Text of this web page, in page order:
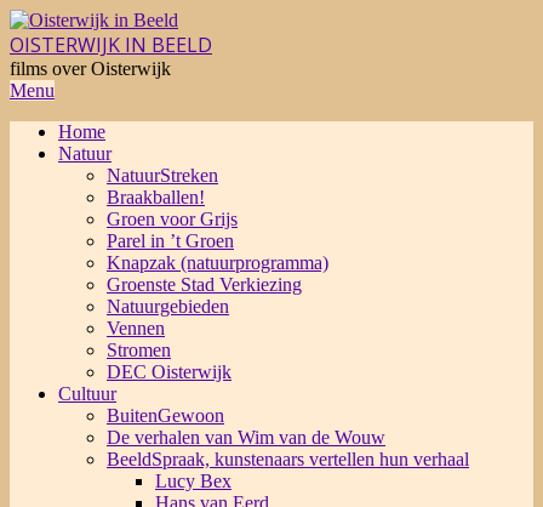
Skip
to
content
OISTERWIJK IN BEELD
films over Oisterwijk
Primary
Menu
Menu
Home
Natuur
NatuurStreken
Braakballen!
Groen voor Grijs
Parel in ’t Groen
Knapzak (natuurprogramma)
Groenste Stad Verkiezing
Natuurgebieden
Vennen
Stromen
DEC Oisterwijk
Cultuur
BuitenGewoon
De verhalen van Wim van de Wouw
BeeldSpraak, kunstenaars vertellen hun verhaal
Lucy Bex
Hans van Eerd